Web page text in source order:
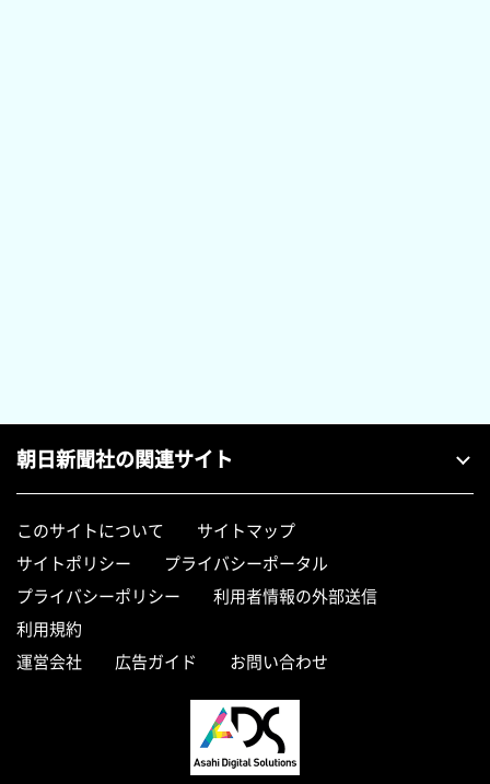
朝日新聞社の関連サイト
このサイトについて
サイトマップ
サイトポリシー
プライバシーポータル
プライバシーポリシー
利用者情報の外部送信
利用規約
運営会社
広告ガイド お問い合わせ